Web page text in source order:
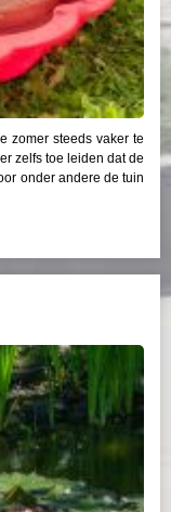
zomer steeds vaker te
zelfs toe leiden dat de
onder andere de tuin